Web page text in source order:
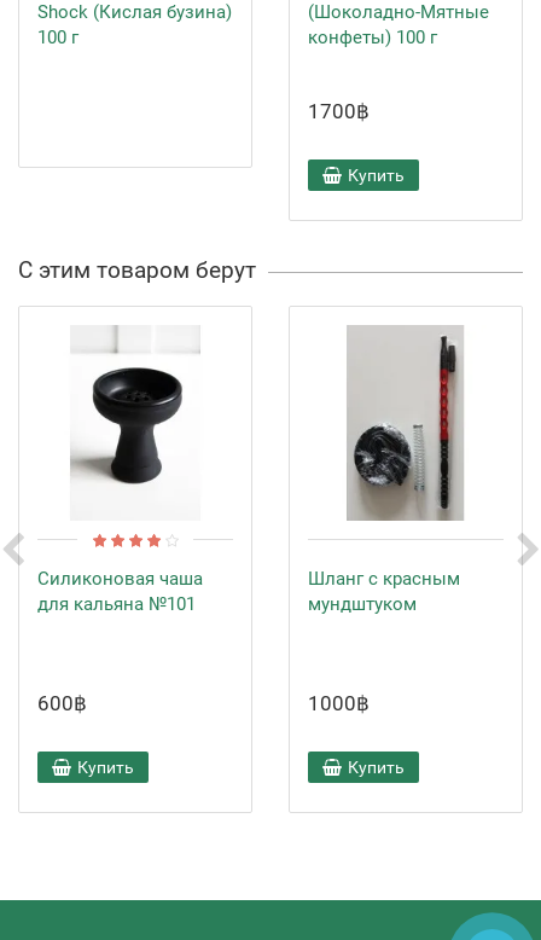
Shock (Кислая бузина)
100 г
(Шоколадно-Мятные
конфеты) 100 г
1700฿
Купить
С этим товаром берут
Силиконовая чаша
для кальяна №101
600฿
Купить
Шланг с красным
мундштуком
1000฿
Купить